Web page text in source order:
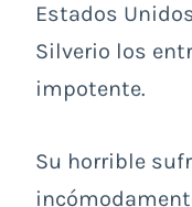
Estados
Silverio los
impotente.
Su horrible